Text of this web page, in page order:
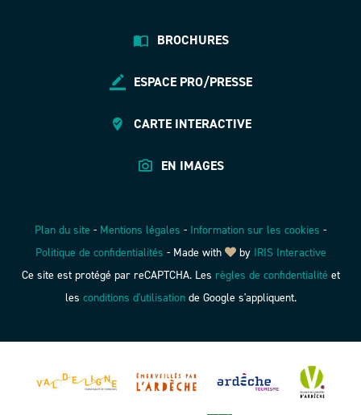
BROCHURES
ESPACE PRO/PRESSE
CARTE INTERACTIVE
EN IMAGES
Plan du site - Mentions légales - Information sur les cookies -
Politique de confidentialités -Made with by IRIS Interactive
Ce site est protégé par reCAPTCHA. Les règles de confidentialité et
les conditions d'utilisationde Google s'appliquent.